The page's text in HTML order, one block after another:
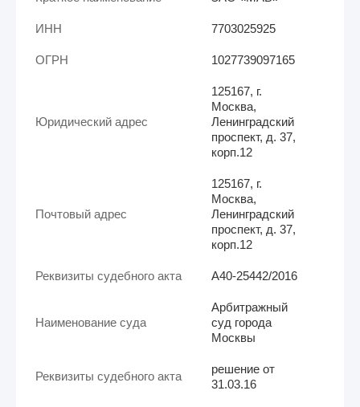
ИНН 7703025925
ОГРН 1027739097165
Юридический адрес
125167, г.
Москва,
Ленинградский
проспект, д. 37,
корп.12
Почтовый адрес
125167, г.
Москва,
Ленинградский
проспект, д. 37,
корп.12
Реквизиты судебного акта А40-25442/2016
Наименование суда
Арбитражный
суд города
Москвы
Реквизиты судебного акта
решение от
31.03.16